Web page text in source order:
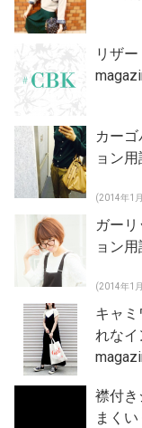
リザ
カー
ョン
(2014年1
ガー
ョン
(2014年1
キャ
れなイ
襟付き
まく